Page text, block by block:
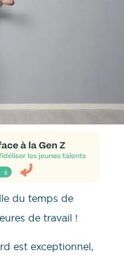
du temps de
de travail !
est exceptionnel,